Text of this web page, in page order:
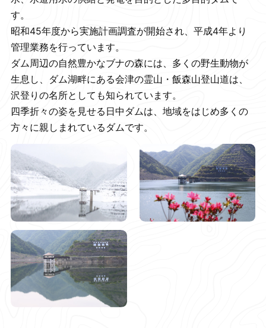
す。
昭和45年度から実施計画調査が開始され、平成4年より
管理業務を行っています。
ダム周辺の自然豊かなブナの森には、多くの野生動物が
生息し、ダム湖畔にある会津の霊山・飯森山登山道は、
沢登りの名所としても知られています。
四季折々の姿を見せる日中ダムは、地域をはじめ多くの
方々に親しまれているダムです。